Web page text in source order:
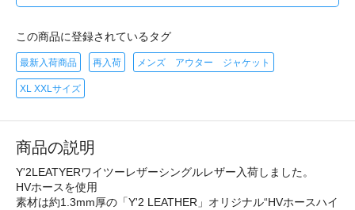
この商品に登録されているタグ
最新入荷商品 再入荷 メンズ アウター ジャケット
XL XXLサイズ
商品の説明
Y'2LEATYERワイツーレザーシングルレザー入荷しました。
HVホースを使用
素材は約1.3mm厚の「Y'2 LEATHER」オリジナル“HVホースハイ